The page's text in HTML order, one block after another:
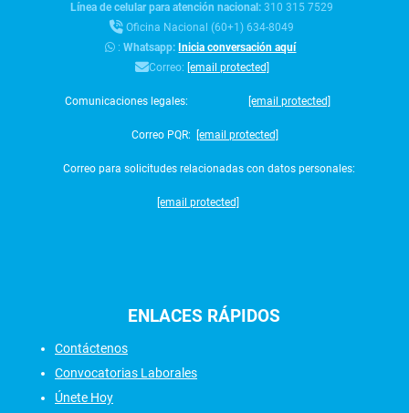
Línea de celular para atención nacional:310 315 7529
Oficina Nacional (60+1) 634-8049
:Whatsapp: Inicia conversación aquí
Correo: [email protected]
Comunicaciones legales: [email protected]
Correo PQR: [email protected]
Correo para solicitudes relacionadas con datos personales:
[email protected]
ENLACES RÁPIDOS
Contáctenos
Convocatorias Laborales
Únete Hoy